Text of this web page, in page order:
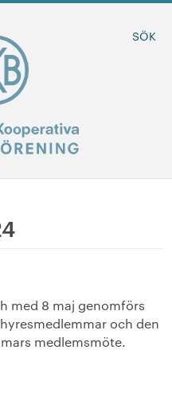
SÖK
+
+
med 8 maj genomförs
och den
medlemsmöte.